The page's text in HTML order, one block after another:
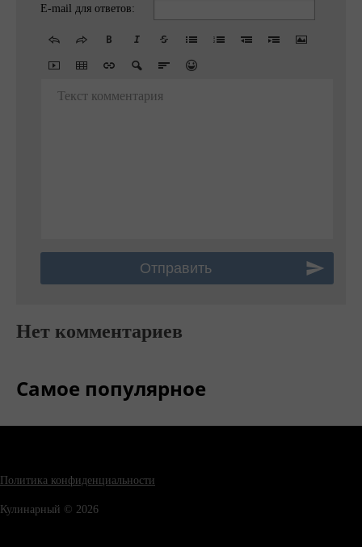
E-mail для ответов:
Текст комментария
Нет комментариев
Самое популярное
Политика конфиденциальности
Кулинарный © 2026